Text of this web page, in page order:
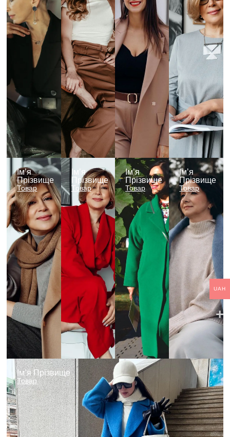
Імʼя
Прізвище
Товар
Імʼя
Прізвище
Товар
Імʼя
Прізвище
Товар
Імʼя
Прізвище
Товар
Імʼя Прізвище
Товар
UAH